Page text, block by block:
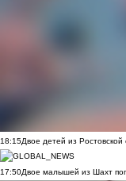
18:15Двое детей из
17:50Двое малышей из Шахт